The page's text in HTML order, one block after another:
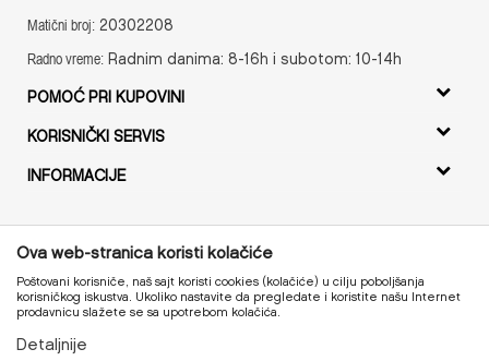
Matični broj: 20302208
Radno vreme: Radnim danima: 8-16h i subotom: 10-14h
POMOĆ PRI KUPOVINI
Uslovi korišćenja i prodaje
Uputstvo za Online kupovinu
KORISNIČKI SERVIS
Isporuka
Povrat novca
Reklamacije
Pravo na odustajanje
Pregled statusa porudžbine
INFORMACIJE
Kontakt
Ova web-stranica koristi kolačiće
Poštovani korisniče, naš sajt koristi cookies (kolačiće) u cilju poboljšanja
korisničkog iskustva. Ukoliko nastavite da pregledate i koristite našu Internet
prodavnicu slažete se sa upotrebom kolačića.
Detaljnije